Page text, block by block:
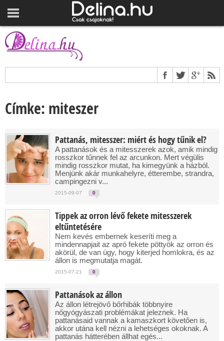
Címke: miteszer
Pattanás, mitesszer: miért és hogy tűnik el?
A pattanások és a mitesszerek azok, amik mindig
rosszkor tűnnek fel az arcunkon. Mert végülis
mindig rosszkor mutat, ha kimegyünk a házból.
Menjünk akár munkahelyre, étterembe, strandra,
campingezni v...
2015-09-07 0
Tippek az orron lévő fekete mitesszerek
eltűntetésére
Nem kevés embernek keseríti meg a
mindennapjait az apró fekete pöttyök az orron és
akörül, de van úgy, hogy kiterjed homlokra, és az
állon is megmutatja magát.
2015-07-21 0
Pattanások az állon
Az állon létrejövő bőrhibák többnyire
nőgyógyászati problémákat jeleznek. Ha
pattanásaid vannak a kamaszkort követően is,
akkor utána kell nézni a lehetséges okoknak. A
pattanás hátterében állhat egés...